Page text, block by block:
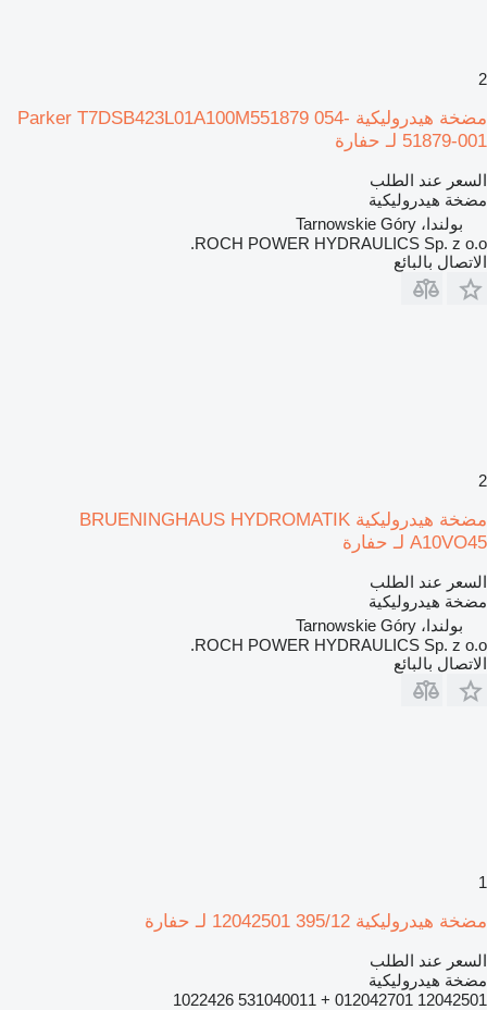
2
مضخة هيدروليكية Parker T7DSB423L01A100M551879 054-
51879-001 لـ حفارة
السعر عند الطلب
مضخة هيدروليكية
بولندا، Tarnowskie Góry
ROCH POWER HYDRAULICS Sp. z o.o.
الاتصال بالبائع
2
مضخة هيدروليكية BRUENINGHAUS HYDROMATIK
A10VO45 لـ حفارة
السعر عند الطلب
مضخة هيدروليكية
بولندا، Tarnowskie Góry
ROCH POWER HYDRAULICS Sp. z o.o.
الاتصال بالبائع
1
مضخة هيدروليكية 395/12 12042501 لـ حفارة
السعر عند الطلب
مضخة هيدروليكية
12042501 012042701 + 531040011 1022426